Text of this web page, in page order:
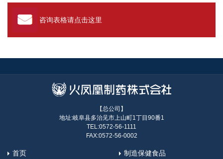
咨询表格请点击这里
【总公司】
地址:岐阜县多治见市上山町1丁目90番1
TEL:0572-56-1111
FAX:0572-56-0002
首页
制造保健食品